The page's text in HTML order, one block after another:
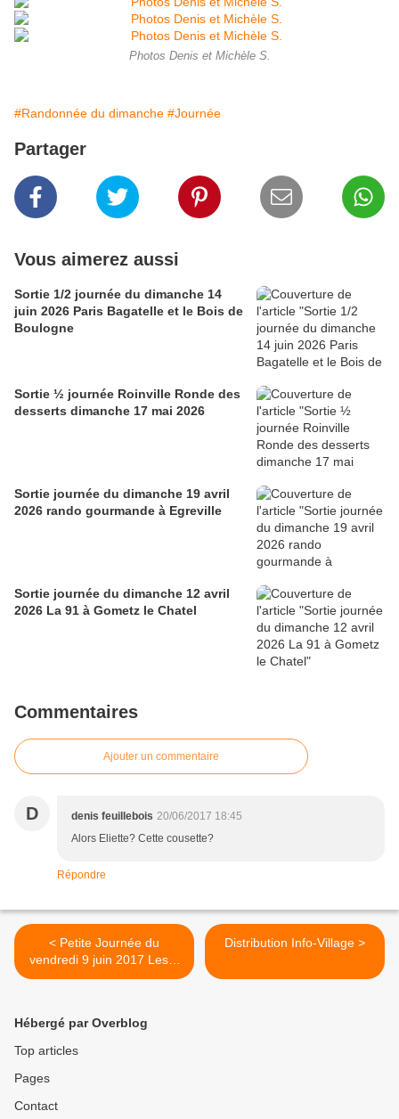
Photos Denis et Michèle S.
#Randonnée du dimanche #Journée
Partager
Vous aimerez aussi
Sortie 1/2 journée du dimanche 14
juin 2026 Paris Bagatelle et le Bois de
Boulogne
Sortie ½ journée Roinville Ronde des
desserts dimanche 17 mai 2026
Sortie journée du dimanche 19 avril
2026 rando gourmande à Egreville
Sortie journée du dimanche 12 avril
2026 La 91 à Gometz le Chatel
Commentaires
Ajouter un commentaire
D denis feuillebois 20/06/2017 18:45
Alors Eliette? Cette cousette?
Répondre
< Petite Journée du
vendredi 9 juin 2017 Les 3
Parcs
Distribution Info-Village >
Hébergé par Overblog
Top articles
Pages
Contact